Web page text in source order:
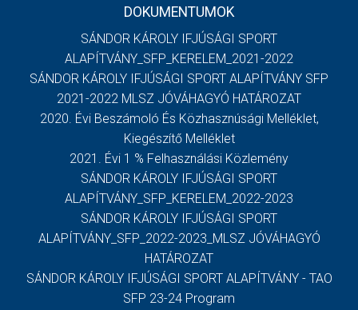
DOKUMENTUMOK
SÁNDOR KÁROLY IFJÚSÁGI SPORT
ALAPÍTVÁNY_SFP_KERELEM_2021-2022
SÁNDOR KÁROLY IFJÚSÁGI SPORT ALAPÍTVÁNY SFP
2021-2022 MLSZ JÓVÁHAGYÓ HATÁROZAT
2020. Évi Beszámoló És Közhasznúsági Melléklet,
Kiegészítő Melléklet
2021. Évi 1 % Felhasználási Közlemény
SÁNDOR KÁROLY IFJÚSÁGI SPORT
ALAPÍTVÁNY_SFP_KERELEM_2022-2023
SÁNDOR KÁROLY IFJÚSÁGI SPORT
ALAPÍTVÁNY_SFP_2022-2023_MLSZ JÓVÁHAGYÓ
HATÁROZAT
SÁNDOR KÁROLY IFJÚSÁGI SPORT ALAPÍTVÁNY - TAO
SFP 23-24 Program